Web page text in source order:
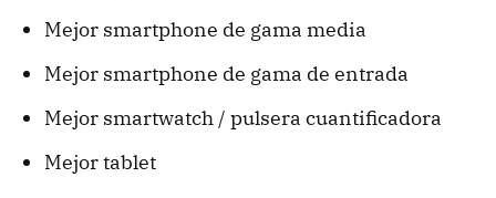
Mejor smartphone de gama media
Mejor smartphone de gama de entrada
Mejor smartwatch / pulsera cuantificadora
Mejor tablet